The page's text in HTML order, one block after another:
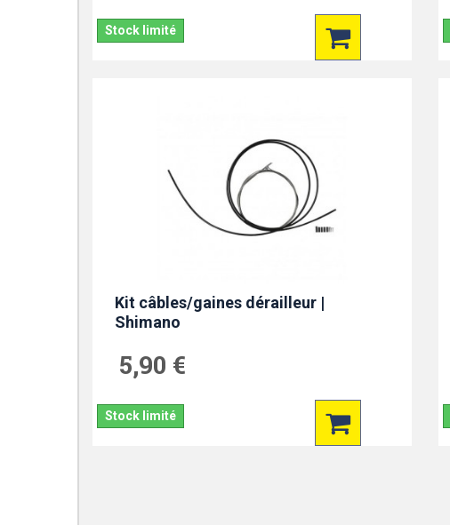
Stock limité
Kit câbles/gaines dérailleur |
Shimano
5,90 €
Stock limité